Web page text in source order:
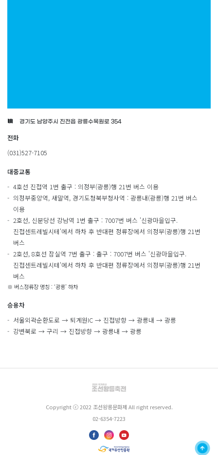
경기도 남양주시 진전읍 광릉수목원로 354
전화
(031)527-7105
대중교통
4호선 진접역 1번 출구 : 의정부(광릉)행 21번 버스 이용
의정부중앙역, 새말역, 경기도청북부청사역 : 광릉내(광릉)행 21번 버스
이용
2호선, 신분당선 강남역 1번 출구 : 7007번 버스 '신광마을입구.
진접센트레빌시테'에서 하차 후 반대편 정류장에서 의정부(광릉)행 21번
버스
2호선, 8호선 잠실역 7번 출구 : 출구 : 7007번 버스 '신광마을입구.
진접센트레빌시테'에서 하차 후 반대편 정류장에서 의정부(광릉)행 21번
버스
※ 버스정류장 명칭 : ‘광릉’ 하차
승용차
서울외곽순환도로 → 퇴계원IC → 진접방향 → 광릉내 → 광릉
강변북로 → 구리 → 진접방향 → 광릉내 → 광릉
Copyright ⓒ 2022 조선왕릉문화제 All right reserved.
02-6354-7223